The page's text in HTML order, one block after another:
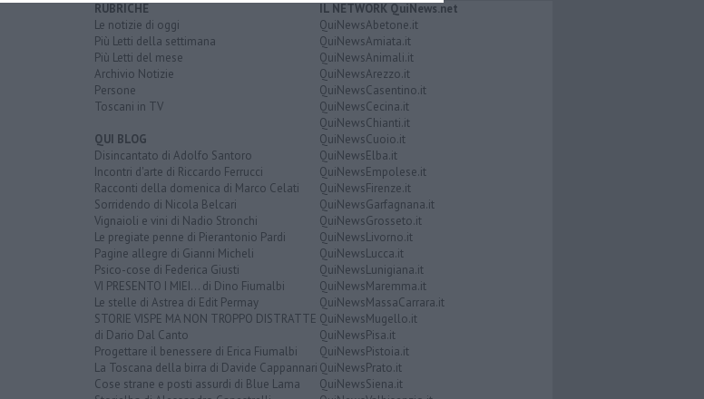
RUBRICHE
Le notizie di oggi
Più Letti della settimana
Più Letti del mese
Archivio Notizie
Persone
Toscani in TV
QUI BLOG
Disincantato di Adolfo Santoro
Incontri d'arte di Riccardo Ferrucci
Racconti della domenica di Marco Celati
Sorridendo di Nicola Belcari
Vignaioli e vini di Nadio Stronchi
Le pregiate penne di Pierantonio Pardi
Pagine allegre di Gianni Micheli
Psico-cose di Federica Giusti
VI PRESENTO I MIEI... di Dino Fiumalbi
Le stelle di Astrea di Edit Permay
STORIE VISPE MA NON TROPPO DISTRATTE
di Dario Dal Canto
Progettare il benessere di Erica Fiumalbi
La Toscana della birra di Davide Cappannari
Cose strane e posti assurdi di Blue Lama
IL NETWORK QuiNews.net
QuiNewsAbetone.it
QuiNewsAmiata.it
QuiNewsAnimali.it
QuiNewsArezzo.it
QuiNewsCasentino.it
QuiNewsCecina.it
QuiNewsChianti.it
QuiNewsCuoio.it
QuiNewsElba.it
QuiNewsEmpolese.it
QuiNewsFirenze.it
QuiNewsGarfagnana.it
QuiNewsGrosseto.it
QuiNewsLivorno.it
QuiNewsLucca.it
QuiNewsLunigiana.it
QuiNewsMaremma.it
QuiNewsMassaCarrara.it
QuiNewsMugello.it
QuiNewsPisa.it
QuiNewsPistoia.it
QuiNewsPrato.it
QuiNewsSiena.it